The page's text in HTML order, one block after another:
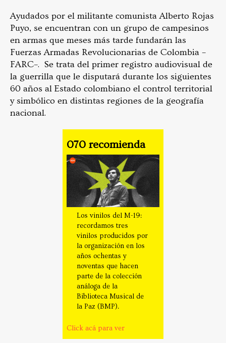
Ayudados por el militante comunista Alberto Rojas
Puyo, se encuentran con un grupo de campesinos
en armas que meses más tarde fundarán las
Fuerzas Armadas Revolucionarias de Colombia –
FARC–. Se trata del primer registro audiovisual de
la guerrilla que le disputará durante los siguientes
60 años al Estado colombiano el control territorial
y simbólico en distintas regiones de la geografía
nacional.
070 recomienda
Los vinilos del M-19:
recordamos tres
vinilos producidos por
la organización en los
años ochentas y
noventas que hacen
parte de la colección
análoga de la
Biblioteca Musical de
la Paz (BMP).
Click acá para ver